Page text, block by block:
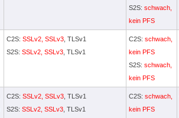
S2S: schwach,
kein PFS
C2S: SSLv2, SSLv3 , TLSv1
S2S: SSLv2, SSLv3 , TLSv1
C2S: schwach,
kein PFS
S2S: schwach,
kein PFS
C2S: SSLv2, SSLv3 , TLSv1
S2S: SSLv2, SSLv3 , TLSv1
C2S: schwach,
kein PFS